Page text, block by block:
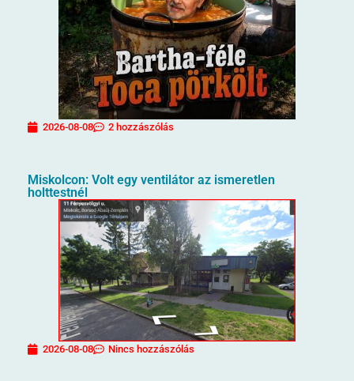
2026-08-08 2 hozzászólás
Miskolcon: Volt egy ventilátor az ismeretlen
holttestnél
2026-08-08 Nincs hozzászólás